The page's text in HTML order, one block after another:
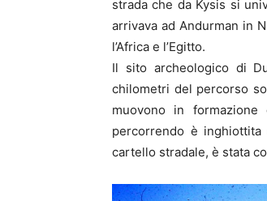
strada che da Kysis si
arrivava ad Andurman in
l’Africa e l’Egitto.
Il sito archeologico di
chilometri del percorso
muovono in
percorrendo è
cartello stradale, è stata